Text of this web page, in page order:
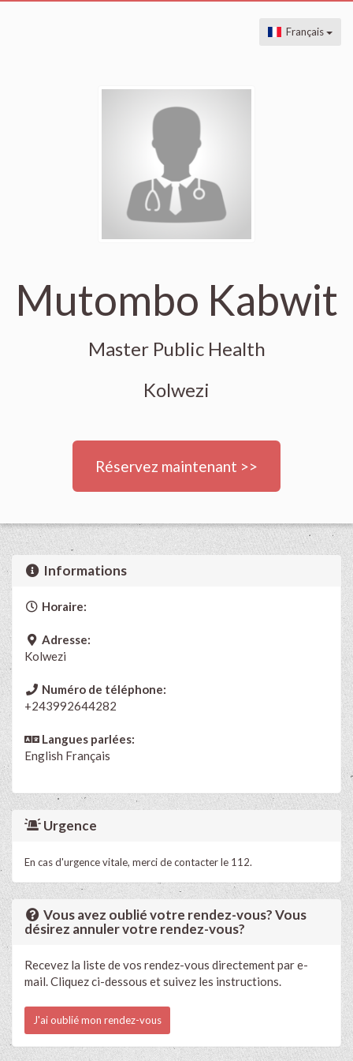
Français
Mutombo Kabwit
Master Public Health
Kolwezi
Réservez maintenant >>
Informations
Horaire:
Adresse:
Kolwezi
Numéro de téléphone:
+243992644282
Langues parlées:
English Français
Urgence
En cas d'urgence vitale, merci de contacter le 112.
Vous avez oublié votre rendez-vous? Vous
désirez annuler votre rendez-vous?
Recevez la liste de vos rendez-vous directement par e-
mail. Cliquez ci-dessous et suivez les instructions.
J'ai oublié mon rendez-vous